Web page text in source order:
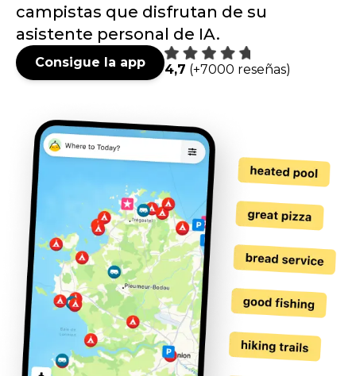
campistas que disfrutan de su
asistente personal de IA.
Consigue la app 4,7 (+7000 reseñas)